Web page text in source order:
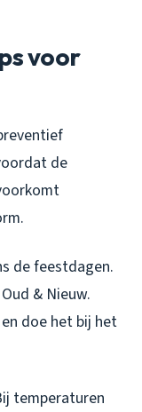
voor
de
de feestdagen.
& Nieuw.
doe het bij het
temperaturen